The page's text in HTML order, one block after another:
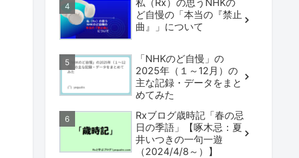
ど自慢の「本当の『禁止
曲』」について
「NHKのど自慢」の
2025年（１～12月）の
主な記録・データをまと
めてみた
Rxブログ歳時記「春の忌
日の季語」【啄木忌：夏
井いつきの一句一遊
（2024/4/8～）】